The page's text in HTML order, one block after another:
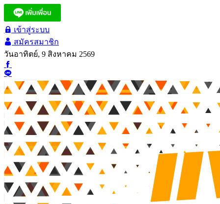
เข้าสู่ระบบ
สมัครสมาชิก
วันอาทิตย์, 9 สิงหาคม 2569